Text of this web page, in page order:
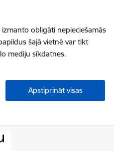
obligāti nepieciešamās
šajā vietnē var tikt
mediju sīkdatnes.
Apstiprināt visas